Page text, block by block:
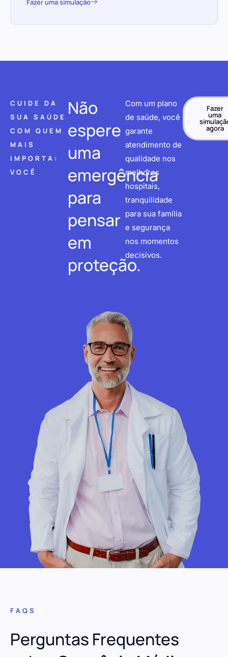
Fazer uma simulação
CUIDE DA
SUA SAÚDE
COM QUEM
MAIS
IMPORTA:
VOCÊ
Não
espere
uma
emergência
para
pensar
em
proteção.
Com um plano
de saúde, você
garante
atendimento de
qualidade nos
melhores
hospitais,
tranquilidade
para sua família
e segurança
nos momentos
decisivos.
Fazer
uma
agora
FAQS
Perguntas Frequentes